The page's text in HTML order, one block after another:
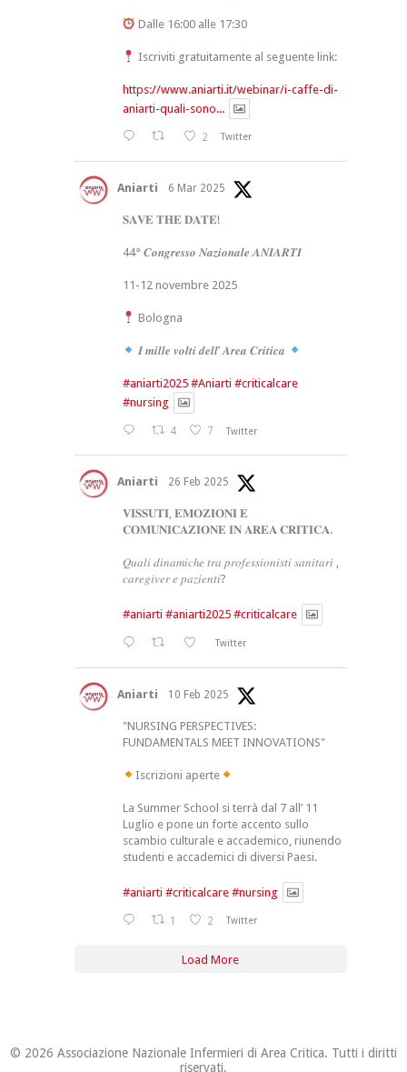
Dalle 16:00 alle 17:30
Iscriviti gratuitamente al seguente link:
https://www.aniarti.it/webinar/i-caffe-di-
aniarti-quali-sono...
2 Twitter
Aniarti 6 Mar 2025
𝐒𝐀𝐕𝐄 𝐓𝐇𝐄 𝐃𝐀𝐓𝐄!
44° 𝑪𝒐𝒏𝒈𝒓𝒆𝒔𝒔𝒐 𝑵𝒂𝒛𝒊𝒐𝒏𝒂𝒍𝒆 𝑨𝑵𝑰𝑨𝑹𝑻𝑰
11-12 novembre 2025
Bologna
𝑰 𝒎𝒊𝒍𝒍𝒆 𝒗𝒐𝒍𝒕𝒊 𝒅𝒆𝒍𝒍’ 𝑨𝒓𝒆𝒂 𝑪𝒓𝒊𝒕𝒊𝒄𝒂
#aniarti2025 #Aniarti #criticalcare
#nursing
4 7 Twitter
Aniarti 26 Feb 2025
𝐕𝐈𝐒𝐒𝐔𝐓𝐈, 𝐄𝐌𝐎𝐙𝐈𝐎𝐍𝐈 𝐄
𝐂𝐎𝐌𝐔𝐍𝐈𝐂𝐀𝐙𝐈𝐎𝐍𝐄 𝐈𝐍 𝐀𝐑𝐄𝐀 𝐂𝐑𝐈𝐓𝐈𝐂𝐀.
𝑄𝑢𝑎𝑙𝑖 𝑑𝑖𝑛𝑎𝑚𝑖𝑐ℎ𝑒 𝑡𝑟𝑎 𝑝𝑟𝑜𝑓𝑒𝑠𝑠𝑖𝑜𝑛𝑖𝑠𝑡𝑖 𝑠𝑎𝑛𝑖𝑡𝑎𝑟𝑖 ,
𝑐𝑎𝑟𝑒𝑔𝑖𝑣𝑒𝑟 𝑒 𝑝𝑎𝑧𝑖𝑒𝑛𝑡𝑖?
#aniarti #aniarti2025 #criticalcare
Twitter
Aniarti 10 Feb 2025
"NURSING PERSPECTIVES:
FUNDAMENTALS MEET INNOVATIONS"
Iscrizioni aperte
La Summer School si terrà dal 7 all’ 11
Luglio e pone un forte accento sullo
scambio culturale e accademico, riunendo
studenti e accademici di diversi Paesi.
#aniarti #criticalcare #nursing
1 2 Twitter
Load More
© 2026 Associazione Nazionale Infermieri di Area Critica. Tutti i diritti
riservati.